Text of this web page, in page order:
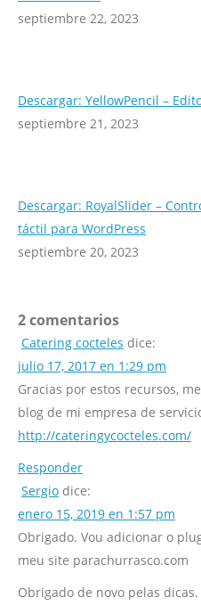
septiembre 22, 2023
Descargar: YellowPencil –
septiembre 21, 2023
Descargar: RoyalSlider –
táctil para WordPress
septiembre 20, 2023
2 comentarios
Catering cocteles dice:
julio 17, 2017 en 1:29 pm
Gracias por estos recursos,
blog de mi empresa de
http://cateringycocteles.com/
Responder
Sergio dice:
enero 15, 2019 en 1:57 pm
Obrigado. Vou adicionar o
meu site parachurrasco.com
Obrigado de novo pelas dicas.